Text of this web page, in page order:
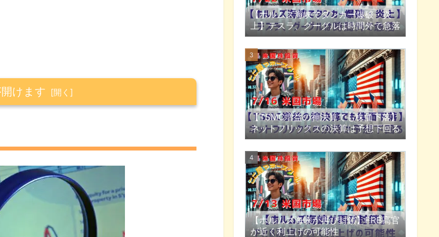
けます
【ホルムズ海峡でタンカー爆破・炎
上】テスラ、グーグルは時間外で急落
【TSMC増益の神決算でも株価下落】
ネットフリックスの決算は予想下回る
【ホルムズ海峡が再び封鎖】FRB高官
が近く利上げの可能性